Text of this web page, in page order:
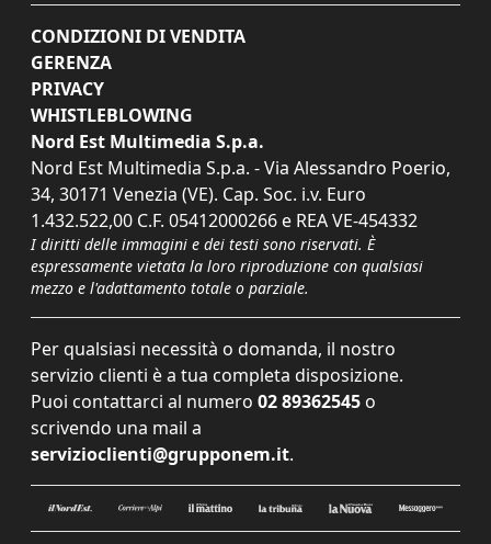
CONDIZIONI DI VENDITA
GERENZA
PRIVACY
WHISTLEBLOWING
Nord Est Multimedia S.p.a.
Nord Est Multimedia S.p.a. - Via Alessandro Poerio,
34, 30171 Venezia (VE). Cap. Soc. i.v. Euro
1.432.522,00 C.F. 05412000266 e REA VE-454332
I diritti delle immagini e dei testi sono riservati. È
espressamente vietata la loro riproduzione con qualsiasi
mezzo e l'adattamento totale o parziale.
Per qualsiasi necessità o domanda, il nostro
servizio clienti è a tua completa disposizione.
Puoi contattarci al numero 02 89362545 o
scrivendo una mail a
servizioclienti@grupponem.it.